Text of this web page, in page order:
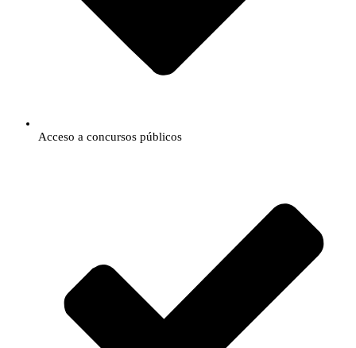
​​​Acceso a concursos públicos